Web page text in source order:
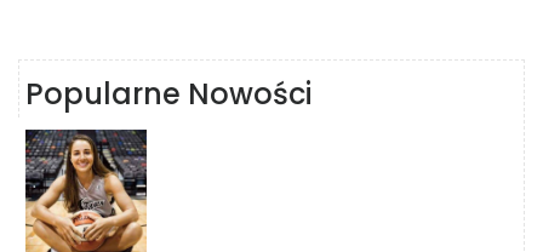
Popularne Nowości